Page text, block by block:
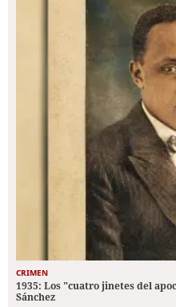
CRIMEN
1935: Los "cuatro jinetes del
Sánchez